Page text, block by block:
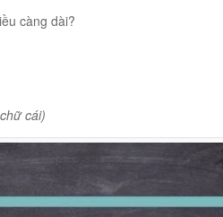
càng dài?
cái)